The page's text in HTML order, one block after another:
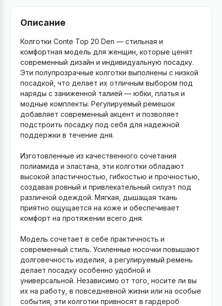
Описание
Колготки Conte Top 20 Den — стильная и
комфортная модель для женщин, которые ценят
современный дизайн и индивидуальную посадку.
Эти полупрозрачные колготки выполнены с низкой
посадкой, что делает их отличным выбором под
наряды с заниженной талией — юбки, платья и
модные комплекты. Регулируемый ремешок
добавляет современный акцент и позволяет
подстроить посадку под себя для надежной
поддержки в течение дня.
Изготовленные из качественного сочетания
полиамида и эластана, эти колготки обладают
высокой эластичностью, гибкостью и прочностью,
создавая ровный и привлекательный силуэт под
различной одеждой. Мягкая, дышащая ткань
приятно ощущается на коже и обеспечивает
комфорт на протяжении всего дня.
Модель сочетает в себе практичность и
современный стиль. Усиленные носочки повышают
долговечность изделия, а регулируемый ремень
делает посадку особенно удобной и
универсальной. Независимо от того, носите ли вы
их на работу, в повседневной жизни или на особые
события, эти колготки привносят в гардероб